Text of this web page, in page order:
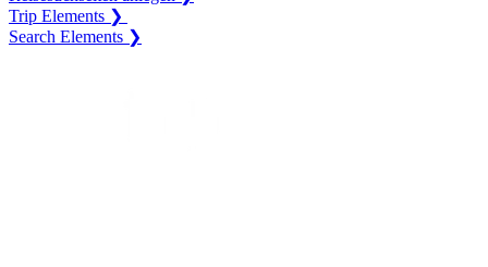
Trip Elements ❯
Search Elements ❯